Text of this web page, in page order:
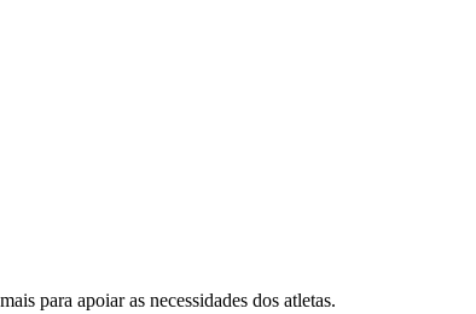
para apoiar as necessidades dos atletas.